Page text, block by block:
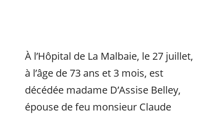
À l’Hôpital de La Malbaie, le 27 juillet,
à l’âge de 73 ans et 3 mois, est
décédée madame D’Assise Belley,
épouse de feu monsieur Claude